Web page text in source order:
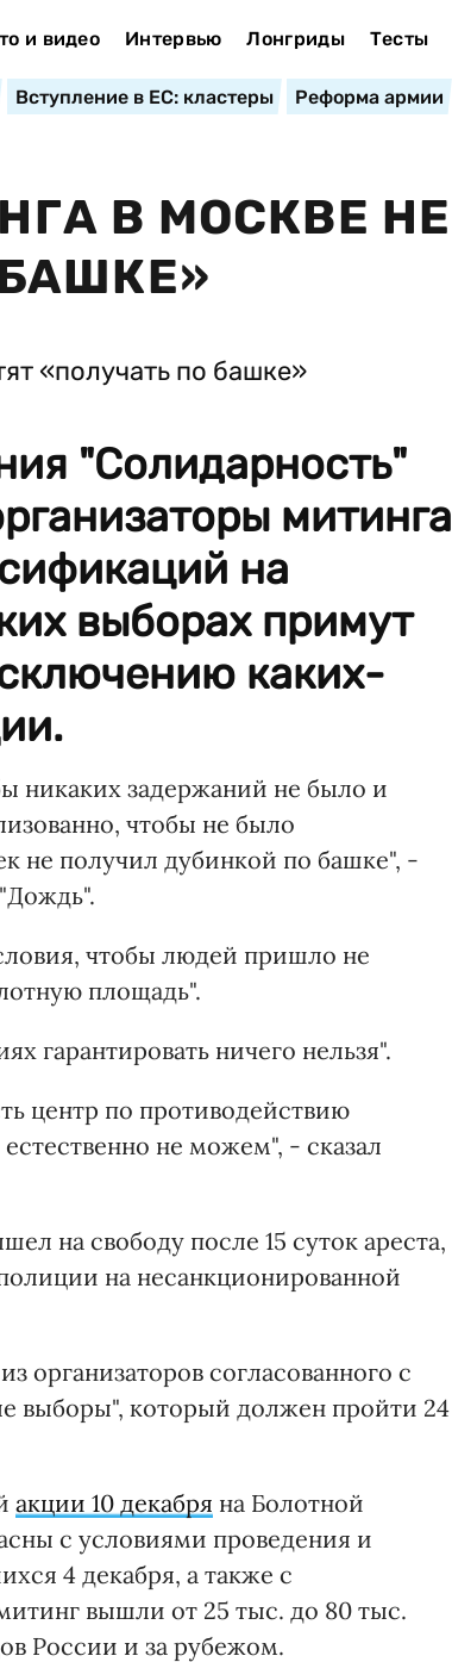
и видео Интервью Лонгриды Тесты
Вступление в ЕС: кластеры Реформа армии
В МОСКВЕ НЕ
"Солидарность"
митинга
на
выборах примут
каких-
никаких задержаний не было и
чтобы не было
не получил дубинкой по башке", -
чтобы людей пришло не
площадь".
гарантировать ничего нельзя".
центр по противодействию
не можем", - сказал
на свободу после 15 суток ареста,
на несанкционированной
организаторов согласованного с
выборы", который должен пройти 24
акции 10 декабря на Болотной
с условиями проведения и
4 декабря, а также с
вышли от 25 тыс. до 80 тыс.
России и за рубежом.